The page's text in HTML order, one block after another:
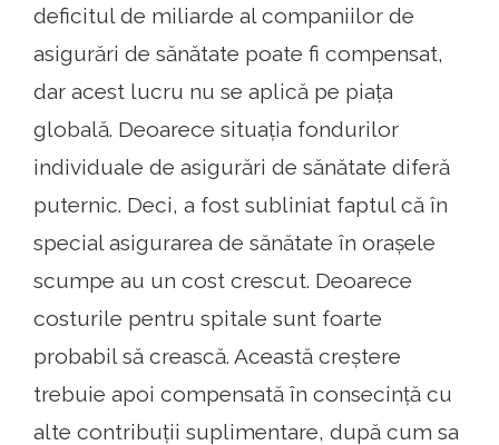
deficitul de miliarde al companiilor de
asigurări de sănătate poate fi compensat,
dar acest lucru nu se aplică pe piața
globală. Deoarece situația fondurilor
individuale de asigurări de sănătate diferă
puternic. Deci, a fost subliniat faptul că în
special asigurarea de sănătate în orașele
scumpe au un cost crescut. Deoarece
costurile pentru spitale sunt foarte
probabil să crească. Această creștere
trebuie apoi compensată în consecință cu
alte contribuții suplimentare, după cum sa